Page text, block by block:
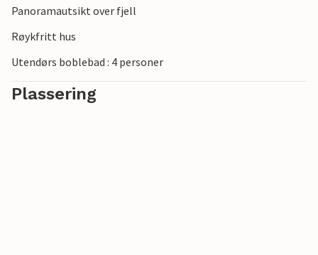
Panoramautsikt over fjell
Røykfritt hus
Utendørs boblebad : 4 personer
Plassering